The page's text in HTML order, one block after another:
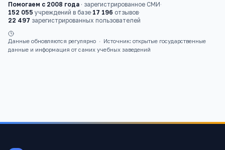
Помогаем с 2008 года · зарегистрированное СМИ·
152 055 учреждений в базе·17 196 отзывов·
22 497 зарегистрированных пользователей
Данные обновляются регулярно ·
Источник: открытые государственные
данные и информация от самих учебных заведений